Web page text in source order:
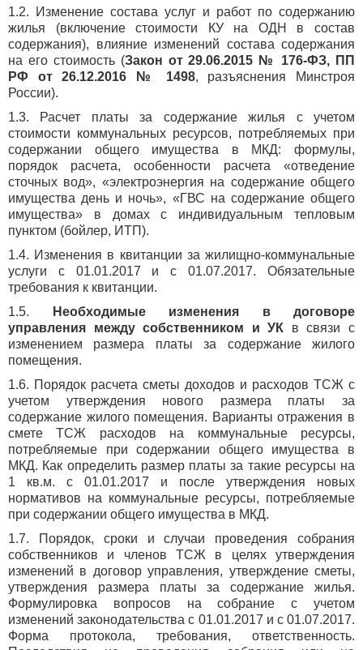
1.2. Изменение состава услуг и работ по содержанию
жилья (включение стоимости КУ на ОДН в состав
содержания), влияние изменений состава содержания
на его стоимость (Закон от 29.06.2015 № 176-ФЗ, ПП
РФ от 26.12.2016 № 1498, разъяснения Минстроя
России).
1.3. Расчет платы за содержание жилья с учетом
стоимости коммунальных ресурсов, потребляемых при
содержании общего имущества в МКД: формулы,
порядок расчета, особенности расчета «отведение
сточных вод», «электроэнергия на содержание общего
имущества день и ночь», «ГВС на содержание общего
имущества» в домах с индивидуальным тепловым
пунктом (бойлер, ИТП).
1.4. Изменения в квитанции за жилищно-коммунальные
услуги с 01.01.2017 и с 01.07.2017. Обязательные
требования к квитанции.
1.5.
Необходимые изменения в договоре
управления между собственником и УК в связи с
изменением размера платы за содержание жилого
помещения.
1.6. Порядок расчета сметы доходов и расходов ТСЖ с
учетом утверждения нового размера платы за
содержание жилого помещения. Варианты отражения в
смете ТСЖ расходов на коммунальные ресурсы,
потребляемые при содержании общего имущества в
МКД. Как определить размер платы за такие ресурсы на
1 кв.м. с 01.01.2017 и после утверждения новых
нормативов на коммунальные ресурсы, потребляемые
при содержании общего имущества в МКД.
1.7. Порядок, сроки и случаи проведения собрания
собственников и членов ТСЖ в целях утверждения
изменений в договор управления, утверждение сметы,
утверждения размера платы за содержание жилья.
Формулировка вопросов на собрание с учетом
изменений законодательства с 01.01.2017 и с 01.07.2017.
Форма протокола, требования, ответственность.